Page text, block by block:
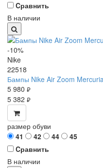
Cравнить
В наличии
-10%
Nike
22518
Бампы Nike Air Zoom
5 980 руб.
5 382 руб.
размер обуви
41
42 44
45
Cравнить
В наличии